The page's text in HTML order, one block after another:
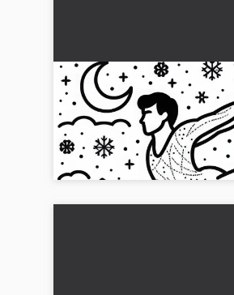
Konstskridskoåkare
– färgläggningsmall gratis
Måla konståkaren som är på
gratis målarbilden direkt!...